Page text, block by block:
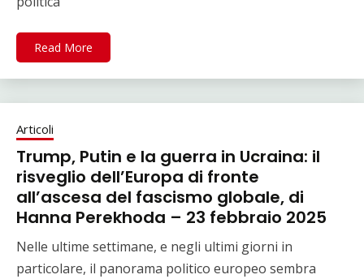
Read More
Articoli
Trump, Putin e la guerra in Ucraina: il
risveglio dell’Europa di fronte
all’ascesa del fascismo globale, di
Hanna Perekhoda – 23 febbraio 2025
Nelle ultime settimane, e negli ultimi giorni in
particolare, il panorama politico europeo sembra